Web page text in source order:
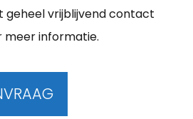
geheel vrijblijvend contact
meer informatie.